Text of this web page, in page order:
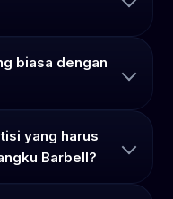
biasa dengan
yang harus
Barbell?